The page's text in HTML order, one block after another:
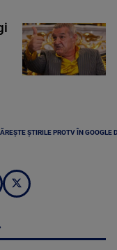
ȘTIRILE PROTV ÎN GOOGLE